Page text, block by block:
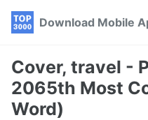
Skip
navigation
Skip
Skip
Download Mobile
Cover, travel -
2065th Most
Word)